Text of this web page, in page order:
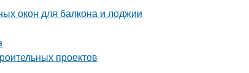
окон для балкона и лоджии
проектов